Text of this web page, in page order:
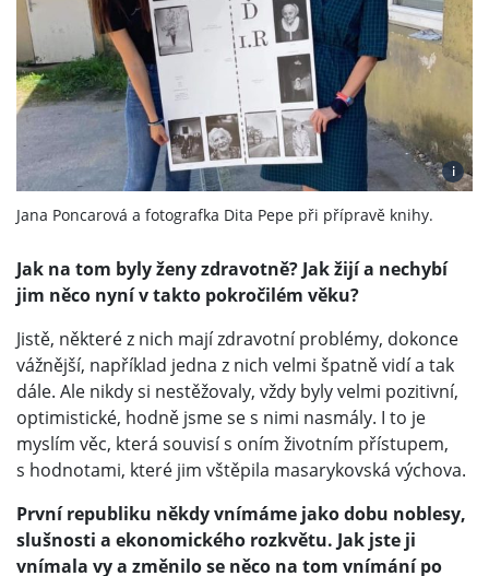
i
Jana Poncarová a fotografka Dita Pepe při přípravě knihy.
Jak na tom byly ženy zdravotně? Jak žijí a nechybí
jim něco nyní v takto pokročilém věku?
Jistě, některé z nich mají zdravotní problémy, dokonce
vážnější, například jedna z nich velmi špatně vidí a tak
dále. Ale nikdy si nestěžovaly, vždy byly velmi pozitivní,
optimistické, hodně jsme se s nimi nasmály. I to je
myslím věc, která souvisí s oním životním přístupem,
s hodnotami, které jim vštěpila masarykovská výchova.
První republiku někdy vnímáme jako dobu noblesy,
slušnosti a ekonomického rozkvětu. Jak jste ji
vnímala vy a změnilo se něco na tom vnímání po